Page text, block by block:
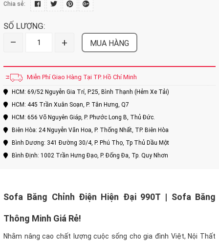
Chia sẻ:
SỐ LƯỢNG:
– + MUA HÀNG
Miễn Phí Giao Hàng Tại TP. Hồ Chí Minh
HCM: 69/52 Nguyễn Gia Trí, P.25, Bình Thạnh (Hẻm Xe Tải)
HCM: 445 Trần Xuân Soạn, P. Tân Hưng, Q7
HCM: 656 Võ Nguyên Giáp, P. Phước Long B, Thủ Đức.
Biên Hòa: 24 Nguyễn Văn Hoa, P. Thống Nhất, TP. Biên Hòa
Bình Dương: 341 Đường 30/4, P. Phú Thọ, Tp Thủ Dầu Một
Bình Định: 1002 Trần Hưng Đạo, P. Đống Đa, Tp. Quy Nhơn
Sofa Băng Chỉnh Điện Hiện Đại 990T | Sofa Băng
Thông Minh Giá Rẻ!
Nhằm nâng cao chất lượng cuộc sống cho gia đình Việt, Nội Thất